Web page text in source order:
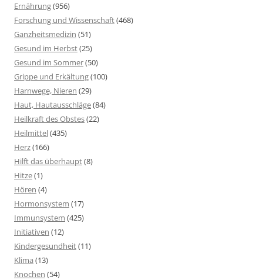
Ernährung(956)
Forschung und Wissenschaft(468)
Ganzheitsmedizin (51)
Gesund im Herbst(25)
Gesund im Sommer(50)
Grippe und Erkältung(100)
Harnwege, Nieren (29)
Haut, Hautausschläge(84)
Heilkraft des Obstes(22)
Heilmittel(435)
Herz(166)
Hilft das überhaupt(8)
Hitze(1)
Hören (4)
Hormonsystem (17)
Immunsystem (425)
Initiativen (12)
Kindergesundheit(11)
Klima (13)
Knochen (54)